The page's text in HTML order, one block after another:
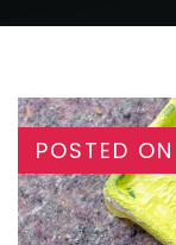
POSTED ON